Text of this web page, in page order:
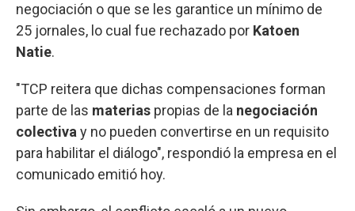
negociación o que se les garantice un mínimo de
25 jornales, lo cual fue rechazado por Katoen
Natie.
"TCP reitera que dichas compensaciones forman
parte de las materias propias de la negociación
colectiva y no pueden convertirse en un requisito
para habilitar el diálogo", respondió la empresa en el
comunicado emitió hoy.